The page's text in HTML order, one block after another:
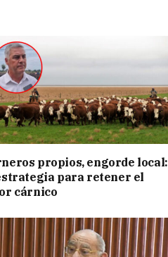
propios, engorde local:
para retener el
cárnico